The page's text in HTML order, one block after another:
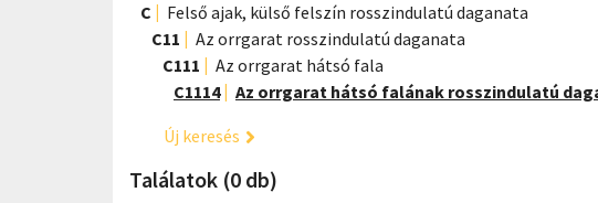
C
Felső ajak, külső felszín rosszindulatú daganata
C11
Az orrgarat rosszindulatú daganata
C111
Az orrgarat hátsó fala
C1114
Az orrgarat hátsó falának rosszindulatú
Új keresés
Találatok (0 db)